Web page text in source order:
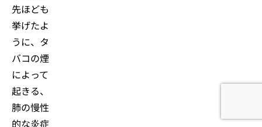
先ほども
挙げたよ
うに、タ
バコの煙
によって
起きる、
肺の慢性
的な炎症